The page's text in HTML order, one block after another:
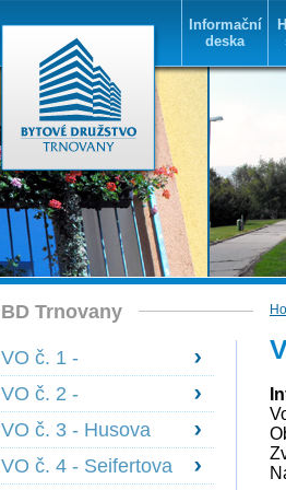
Informační
deska
BD Trnovany
VO č. 1 -
Bohosudovská 1478
- 1483
VO č. 2 -
Bohosudovská 1605
- 1608
VO č. 3 - Husova
1584 - 1585,
Janáčkova 1590 -
VO č. 4 - Seifertova